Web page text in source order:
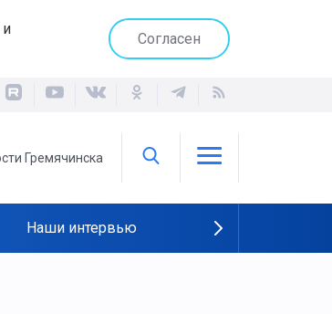
и
Согласен
Гремячинска
Наши интервью